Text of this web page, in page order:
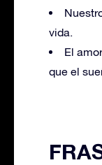
vida.
El
que el